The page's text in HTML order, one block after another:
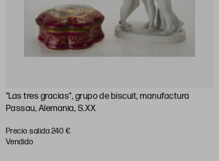
"Las tres gracias", grupo de biscuit, manufactura
Passau, Alemania, S.XX
Precio salida 240 €
vendido